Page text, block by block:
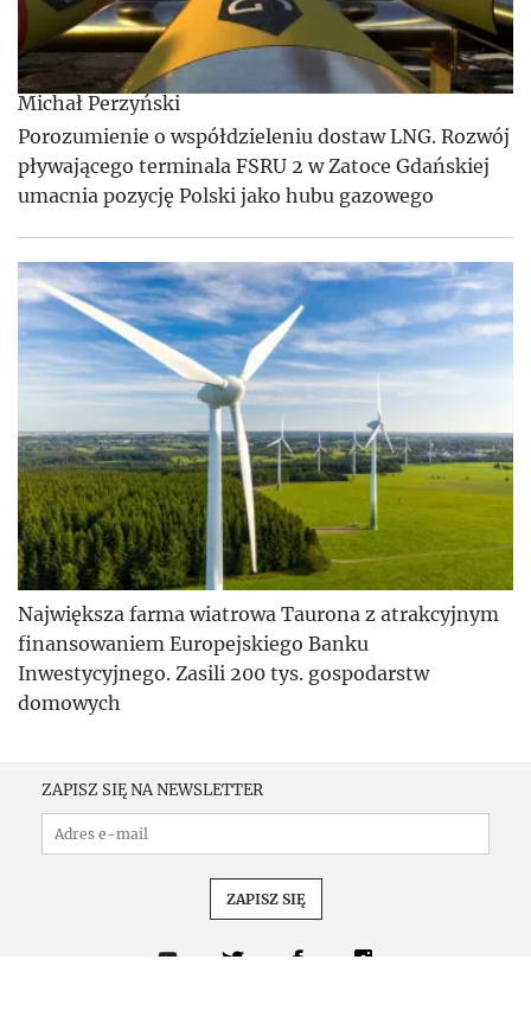
Michał Perzyński
Porozumienie o współdzieleniu dostaw LNG. Rozwój
pływającego terminala FSRU 2 w Zatoce Gdańskiej
umacnia pozycję Polski jako hubu gazowego
Największa farma wiatrowa Taurona z atrakcyjnym
finansowaniem Europejskiego Banku
Inwestycyjnego. Zasili 200 tys. gospodarstw
domowych
ZAPISZ SIĘ NA NEWSLETTER